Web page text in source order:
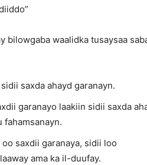
bilowgaba waalidka tusaysaa
saxda ahayd garanayn.
garanayo laakiin sidii saxda
fahamsanayn.
saxdii garanaya, sidii loo
ama ka il-duufay.